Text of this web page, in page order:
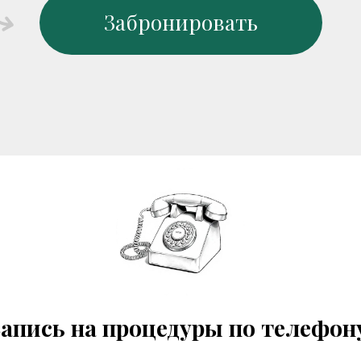
Забронировать
на процедуры по